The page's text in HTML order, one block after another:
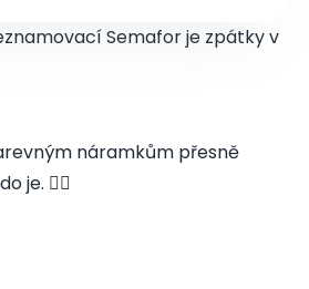
Semafor je zpátky v
náramkům přesně
je. 👇🏻